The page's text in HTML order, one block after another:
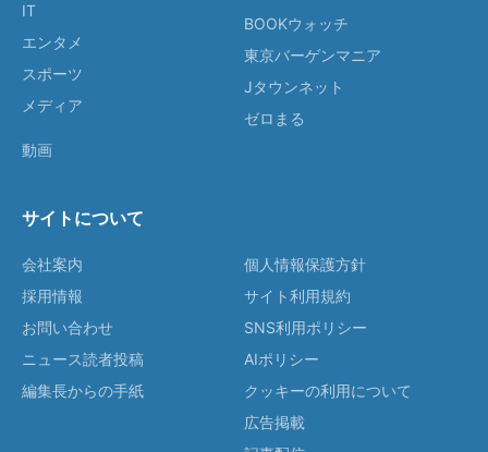
IT
エンタメ
スポーツ
メディア
動画
BOOKウォッチ
東京バーゲンマニア
Jタウンネット
ゼロまる
サイトについて
会社案内
採用情報
お問い合わせ
ニュース読者投稿
編集長からの手紙
個人情報保護方針
サイト利用規約
SNS利用ポリシー
AIポリシー
クッキーの利用について
広告掲載